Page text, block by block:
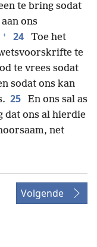
te bring sodat
ons
+ 24
Toe het
te
te vrees sodat
sodat ons kan
25
En ons sal as
dat ons al hierdie
net
Volgende